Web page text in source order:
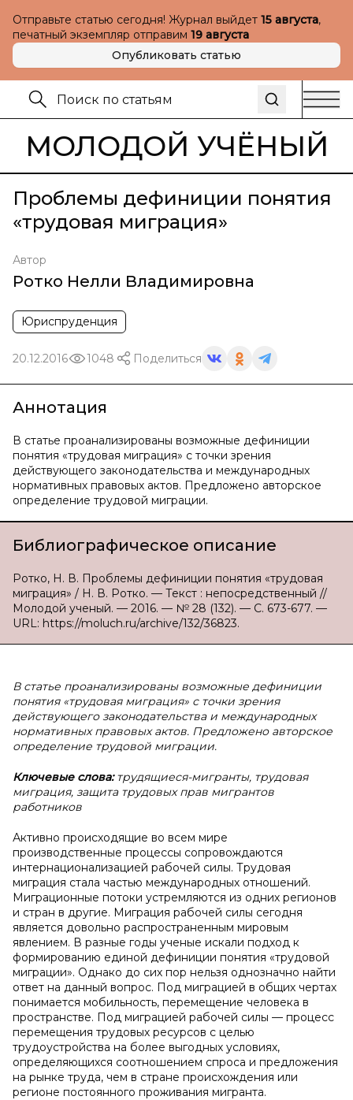
Отправьте статью сегодня! Журнал выйдет 15 августа,
печатный экземпляр отправим 19 августа
Опубликовать статью
МОЛОДОЙ УЧЁНЫЙ
Проблемы дефиниции понятия
«трудовая миграция»
Автор
Ротко Нелли Владимировна
Юриспруденция
20.12.2016 1048 Поделиться
Аннотация
В статье проанализированы возможные дефиниции
понятия «трудовая миграция» с точки зрения
действующего законодательства и международных
нормативных правовых актов. Предложено авторское
определение трудовой миграции.
Библиографическое описание
Ротко, Н. В. Проблемы дефиниции понятия «трудовая
миграция» / Н. В. Ротко. — Текст : непосредственный //
Молодой ученый. — 2016. — № 28 (132). — С. 673-677. —
URL: https://moluch.ru/archive/132/36823.
В статье проанализированы возможные дефиниции
понятия «трудовая миграция» с точки зрения
действующего законодательства и международных
нормативных правовых актов. Предложено авторское
определение трудовой миграции.
Ключевые слова:трудящиеся-мигранты, трудовая
миграция, защита трудовых прав мигрантов
работников
Активно происходящие во всем мире
производственные процессы сопровождаются
интернационализацией рабочей силы. Трудовая
миграция стала частью международных отношений.
Миграционные потоки устремляются из одних регионов
и стран в другие. Миграция рабочей силы сегодня
является довольно распространенным мировым
явлением. В разные годы ученые искали подход к
формированию единой дефиниции понятия «трудовой
миграции». Однако до сих пор нельзя однозначно найти
ответ на данный вопрос. Под миграцией в общих чертах
понимается мобильность, перемещение человека в
пространстве. Под миграцией рабочей силы — процесс
перемещения трудовых ресурсов с целью
трудоустройства на более выгодных условиях,
определяющихся соотношением спроса и предложения
на рынке труда, чем в стране происхождения или
регионе постоянного проживания мигранта.